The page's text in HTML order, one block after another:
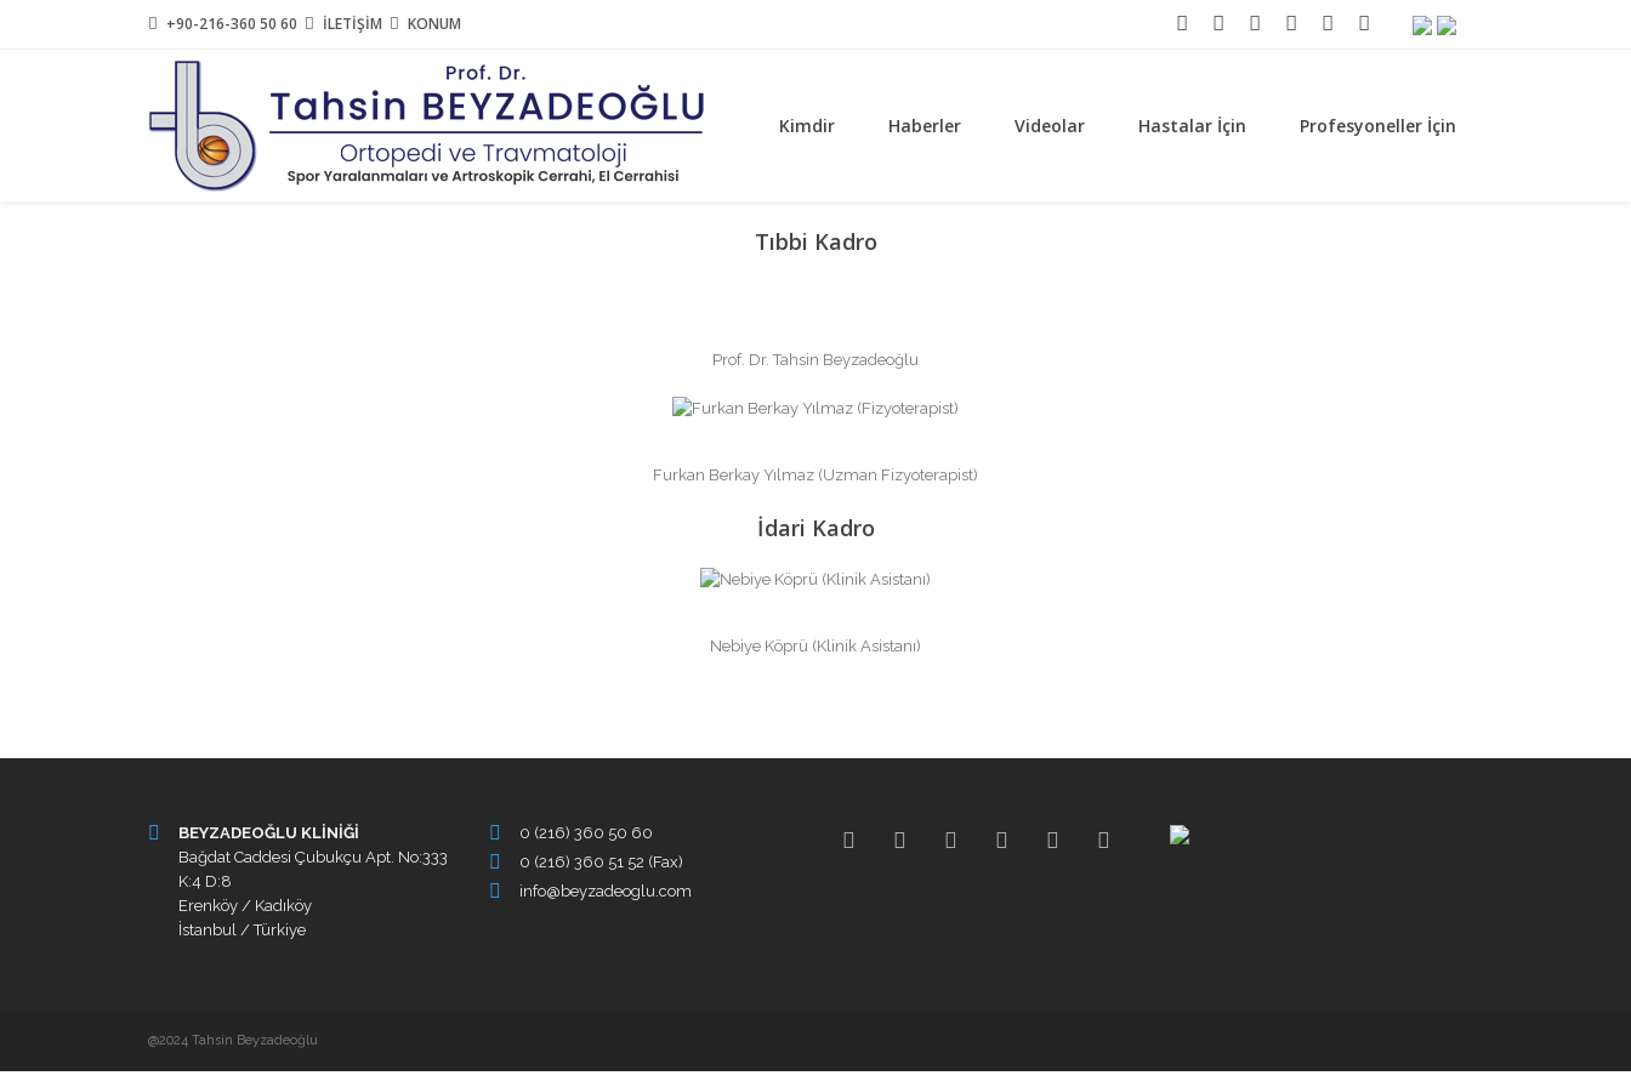
+90-216-360 50 60 İLETİŞİM KONUM
Kimdir Haberler Videolar Hastalar İçin Profesyoneller İçin
Tıbbi Kadro
Prof. Dr. Tahsin Beyzadeoğlu
Furkan Berkay Yılmaz (Uzman Fizyoterapist)
İdari Kadro
Nebiye Köprü (Klinik Asistanı)
BEYZADEOĞLU KLİNİĞİ
Bağdat Caddesi Çubukçu Apt. No:333
K:4 D:8
Erenköy / Kadıköy
İstanbul / Türkiye
0 (216) 360 50 60
0 (216) 360 51 52 (Fax)
info@beyzadeoglu.com
@2024 Tahsin Beyzadeoğlu